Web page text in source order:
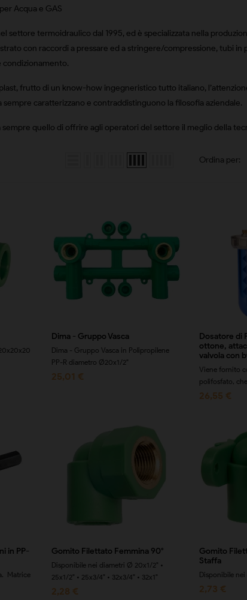
Acqua e GAS
settore termoidraulico dal 1995, ed è specializzata nella
con raccordi a pressare ed a stringere/compressione, tubi
condizionamento.
frutto di un know-how ingegneristico tutto italiano,
sempre caratterizzano e contraddistinguono la filosofia aziendale.
sempre quello di offrire agli operatori del settore il meglio della
Ordina per:
Dima - Gruppo Vasca
Dima - Gruppo Vasca in Polipropilene
PP-R diametro Ø20x1/2"
25,01 €
Dosatore di
ottone,
valvola con
Viene fornito
polifosfato,
26,55 €
in PP-
Matrice
Gomito Filettato Femmina 90°
Disponibile nei diametri Ø 20x1/2" •
25x1/2" • 25x3/4" • 32x3/4" • 32x1"
2,28 €
Gomito
Staffa
Disponibile
2,73 €